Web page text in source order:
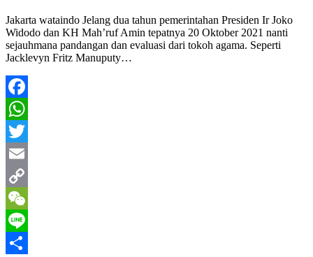
Jakarta wataindo Jelang dua tahun pemerintahan Presiden Ir Joko
Widodo dan KH Mah’ruf Amin tepatnya 20 Oktober 2021 nanti
sejauhmana pandangan dan evaluasi dari tokoh agama. Seperti
Jacklevyn Fritz Manuputy…
Facebook
WhatsApp
Twitter
Email
Copy
Link
WeChat
Line